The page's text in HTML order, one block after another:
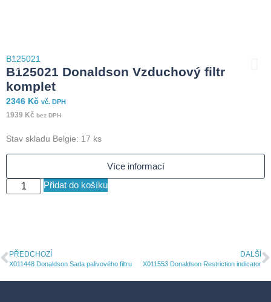
B125021
B125021 Donaldson Vzduchový filtr
komplet
2346 Kč vč. DPH
1939 Kč bez DPH
Stav skladu Belgie: 17 ks
Více informací
Přidat do košíku
PŘEDCHOZÍ
X011448 Donaldson Sada palivového filtru
DALŠÍ
X011553 Donaldson Restriction indicator